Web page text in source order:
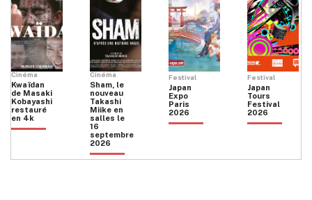
Cinéma
Kwaïdan
de Masaki
Kobayashi
restauré
en 4k
Cinéma
Sham, le
nouveau
Takashi
Miike en
salles le
16
septembre
2026
Festival
Japan
Expo
Paris
2026
Festival
Japan
Tours
Festival
2026